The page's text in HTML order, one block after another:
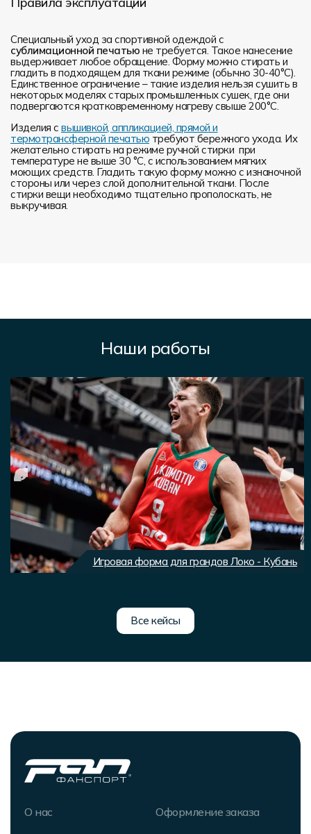
Специальный уход за спортивной одеждой с
сублимационной печатью не требуется. Такое нанесение
выдерживает любое обращение. Форму можно стирать и
гладить в подходящем для ткани режиме (обычно 30-40°С).
Единственное ограничение – такие изделия нельзя сушить в
некоторых моделях старых промышленных сушек, где они
подвергаются кратковременному нагреву свыше 200°С.
Изделия с вышивкой, аппликацией, прямой и
термотрансферной печатью требуют бережного ухода. Их
желательно стирать на режиме ручной стирки при
температуре не выше 30 °C, с использованием мягких
моющих средств. Гладить такую форму можно с изнаночной
стороны или через слой дополнительной ткани. После
стирки вещи необходимо тщательно прополоскать, не
выкручивая.
Наши работы
Игровая форма для грандов Локо - Кубань
Все кейсы
О нас Оформление заказа